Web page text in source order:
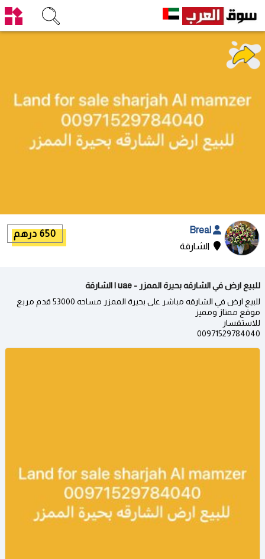
الشارقة
650 درهم
للبيع ارض في الشارقه بحيرة الممزر - uae | الشارقة
للبيع ارض في الشارقه مباشر على بحيرة الممزر مساحه 53000 قدم مربع
موقع ممتاز ومميز
للاستفسار
00971529784040